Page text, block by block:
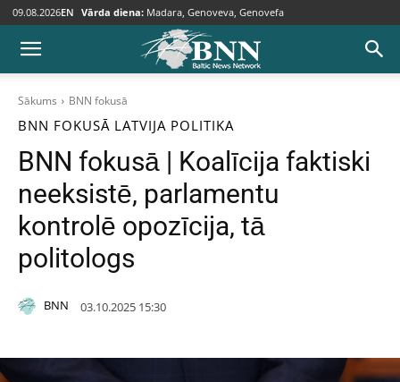
09.08.2026EN Vārda diena: Madara, Genoveva, Genovefa
Sākums BNN fokusā
BNN FOKUSĀ LATVIJA POLITIKA
BNN fokusā | Koalīcija faktiski
neeksistē, parlamentu
kontrolē opozīcija, tā
politologs
BNN 03.10.2025 15:30